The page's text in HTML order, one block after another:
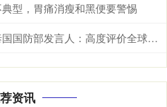
型，胃痛消瘦和黑便要警惕
华宝多策略官网 全球洞察｜泰国国防部发言人：高度评价全球安全倡议&#32;期待推进泰中安全合作
资讯